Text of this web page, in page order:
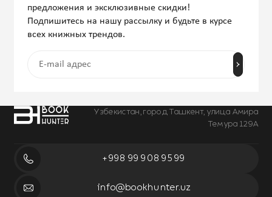
Узбекистан, город Ташкент, улица Амира
Темура 129А
+998 99 908 95 99
info@bookhunter.uz
предложения и эксклюзивные скидки!
Подпишитесь на нашу рассылку и будьте в курсе
всех книжных трендов.